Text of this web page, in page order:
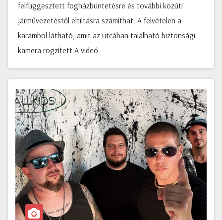
felfüggesztett fogházbüntetésre és további közúti
járművezetéstől eltiltásra számíthat. A felvételen a
karambol látható, amit az utcában található biztonsági
kamera rögzített.A videó